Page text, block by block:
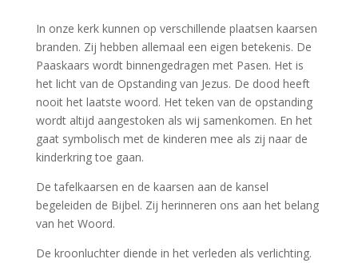
In onze kerk kunnen op verschillende plaatsen kaarsen
branden. Zij hebben allemaal een eigen betekenis. De
Paaskaars wordt binnengedragen met Pasen. Het is
het licht van de Opstanding van Jezus. De dood heeft
nooit het laatste woord. Het teken van de opstanding
wordt altijd aangestoken als wij samenkomen. En het
gaat symbolisch met de kinderen mee als zij naar de
kinderkring toe gaan.
De tafelkaarsen en de kaarsen aan de kansel
begeleiden de Bijbel. Zij herinneren ons aan het belang
van het Woord.
De kroonluchter diende in het verleden als verlichting.